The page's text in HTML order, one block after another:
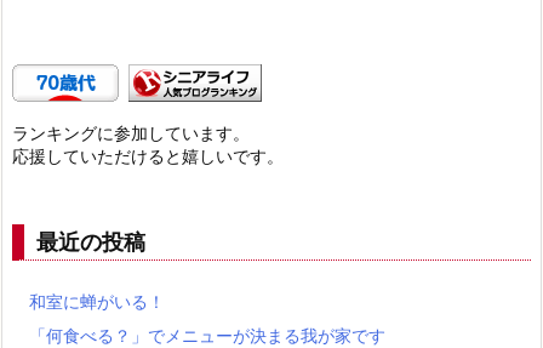
ランキングに参加しています。
応援していただけると嬉しいです。
最近の投稿
和室に蝉がいる！
「何食べる？」でメニューが決まる我が家です